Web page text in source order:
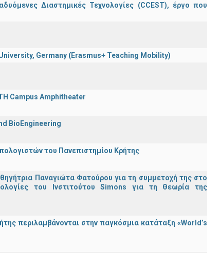
Διαστημικές Τεχνολογίες (CCEST), έργο που
Germany (Erasmus+ Teaching Mobility)
Campus Amphitheater
BioEngineering
του Πανεπιστημίου Κρήτης
Παναγιώτα Φατούρου για τη συμμετοχή της στο
του Ινστιτούτου Simons για τη Θεωρία της
περιλαμβάνονται στην παγκόσμια κατάταξη «World’s